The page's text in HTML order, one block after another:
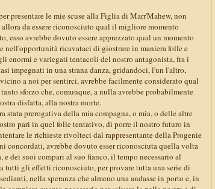
presentare le mie scuse alla Figlia di Marr'Mahew, non
da essere riconosciuto qual il migliore momento
esso avrebbe dovuto essere apprezzato qual un momento
nell'opportunità ricavataci di giostrare in maniera folle e
enormi e variegati tentacoli del nostro antagonista, fra i
impegnati in una strana danza, gridandoci, l'un l'altro,
a noi per sentirci, avrebbe facilmente considerato qual
sforzo che, comunque, a nulla avrebbe probabilmente
disfatta, alla nostra morte.
prerogativa della mia compagna, o mia, o delle altre
pari in quel folle tentativo, di porre il nostro futuro in
le richieste rivolteci dal rappresentante della Progenie
concordati, avrebbe dovuto esser riconosciuta quella volta
e dei suoi compari al suo fianco, il tempo necessario al
tutti gli effetti riconosciuto, per provare tutta una serie di
nella speranza che almeno una andasse in porto e, in